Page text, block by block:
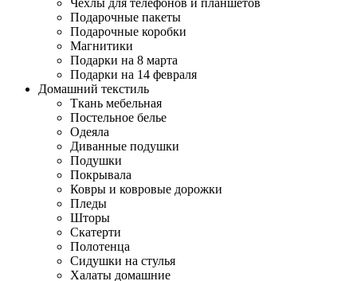
Чехлы для телефонов и планшетов
Подарочные пакеты
Подарочные коробки
Магнитики
Подарки на 8 марта
Подарки на 14 февраля
Домашний текстиль
Ткань мебельная
Постельное белье
Одеяла
Диванные подушки
Подушки
Покрывала
Ковры и ковровые дорожки
Пледы
Шторы
Скатерти
Полотенца
Сидушки на стулья
Халаты домашние